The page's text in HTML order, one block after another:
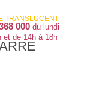
000du lundi
et de 14h à 18h
TRANSLUCENT